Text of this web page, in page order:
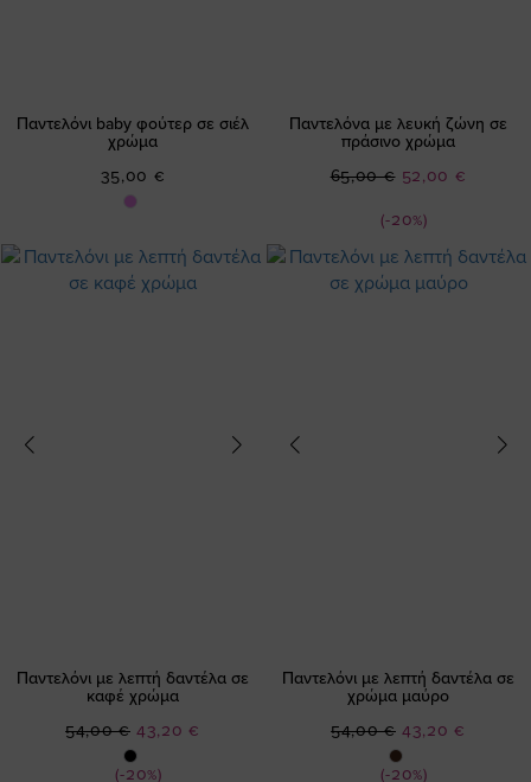
Παντελόνι baby φούτερ σε σιέλ
χρώμα
35,00 €
Παντελόνα με λευκή ζώνη σε
πράσινο χρώμα
(-20%)
Ειδική
52,00 €
65,00 €
Παντελόνι με λεπτή δαντέλα σε
καφέ χρώμα
(-20%)
Ειδική
Τιμή
43,20 €
54,00 €
Παντελόνι με λεπτή δαντέλα σε
χρώμα μαύρο
(-20%)
Ειδική
Τιμή
43,20 €
54,00 €